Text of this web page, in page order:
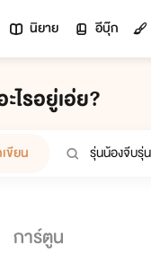
นิยาย อีบุ๊ก
ไรอยู่เอ่ย?
ขียน
การ์ตูน